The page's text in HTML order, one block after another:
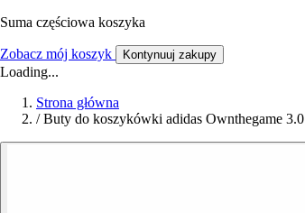
Suma częściowa koszyka
Zobacz mój koszyk Kontynuuj zakupy
Loading...
Strona główna
/ Buty do koszykówki adidas Ownthegame 3.0